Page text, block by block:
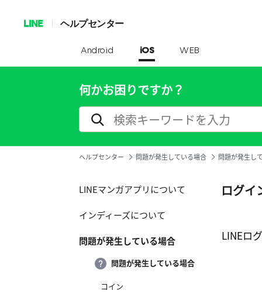
LINE ヘルプセンター
Android iOS WEB
何かお困りですか？
ヘルプセンター 問題が発生している場合 問題が発生し
LINEマンガアプリについて
インディーズについて
問題が発生している場合
問題が発生している場合
コイン
ログイ
LINEロ